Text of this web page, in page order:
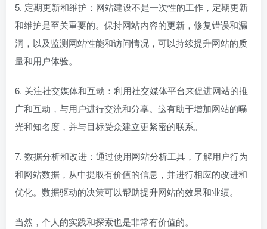
5. 定期更新和维护：网站建设不是一次性的工作，定期更新
和维护是至关重要的。保持网站内容的更新，修复错误和漏
洞，以及监测网站性能和访问情况，可以持续提升网站的质
量和用户体验。
6. 关注社交媒体和互动：利用社交媒体平台来促进网站的推
广和互动，与用户进行交流和分享。这有助于增加网站的曝
光和知名度，并与目标受众建立更紧密的联系。
7. 数据分析和改进：通过使用网站分析工具，了解用户行为
和网站数据，从中提取有价值的信息，并进行相应的改进和
优化。数据驱动的决策可以帮助提升网站的效果和业绩。
当然，个人的实践和探索也是非常有价值的。